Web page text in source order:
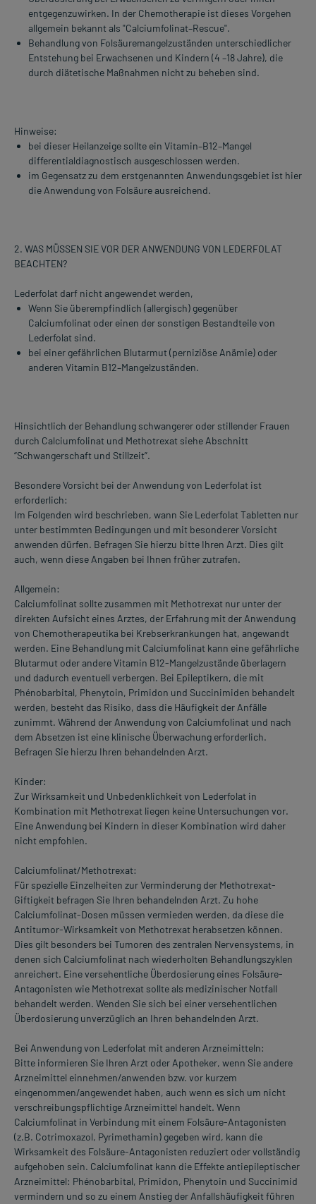
entgegenzuwirken. In der Chemotherapie ist dieses Vorgehen
allgemein bekannt als "Calciumfolinat–Rescue".
Behandlung von Folsäuremangelzuständen unterschiedlicher
Entstehung bei Erwachsenen und Kindern (4 –18 Jahre), die
durch diätetische Maßnahmen nicht zu beheben sind.
Hinweise:
bei dieser Heilanzeige sollte ein Vitamin–B12–Mangel
differentialdiagnostisch ausgeschlossen werden.
im Gegensatz zu dem erstgenannten Anwendungsgebiet ist hier
die Anwendung von Folsäure ausreichend.
2. WAS MÜSSEN SIE VOR DER ANWENDUNG VON LEDERFOLAT
BEACHTEN?
Lederfolat darf nicht angewendet werden,
Wenn Sie überempfindlich (allergisch) gegenüber
Calciumfolinat oder einen der sonstigen Bestandteile von
Lederfolat sind.
bei einer gefährlichen Blutarmut (perniziöse Anämie) oder
anderen Vitamin B12–Mangelzuständen.
Hinsichtlich der Behandlung schwangerer oder stillender Frauen
durch Calciumfolinat und Methotrexat siehe Abschnitt
“Schwangerschaft und Stillzeit”.
Besondere Vorsicht bei der Anwendung von Lederfolat ist
erforderlich:
Im Folgenden wird beschrieben, wann Sie Lederfolat Tabletten nur
unter bestimmten Bedingungen und mit besonderer Vorsicht
anwenden dürfen. Befragen Sie hierzu bitte Ihren Arzt. Dies gilt
auch, wenn diese Angaben bei Ihnen früher zutrafen.
Allgemein:
Calciumfolinat sollte zusammen mit Methotrexat nur unter der
direkten Aufsicht eines Arztes, der Erfahrung mit der Anwendung
von Chemotherapeutika bei Krebserkrankungen hat, angewandt
werden. Eine Behandlung mit Calciumfolinat kann eine gefährliche
Blutarmut oder andere Vitamin B12-Mangelzustände überlagern
und dadurch eventuell verbergen. Bei Epileptikern, die mit
Phénobarbital, Phenytoin, Primidon und Succinimiden behandelt
werden, besteht das Risiko, dass die Häufigkeit der Anfälle
zunimmt. Während der Anwendung von Calciumfolinat und nach
dem Absetzen ist eine klinische Überwachung erforderlich.
Befragen Sie hierzu Ihren behandelnden Arzt.
Kinder:
Zur Wirksamkeit und Unbedenklichkeit von Lederfolat in
Kombination mit Methotrexat liegen keine Untersuchungen vor.
Eine Anwendung bei Kindern in dieser Kombination wird daher
nicht empfohlen.
Calciumfolinat/Methotrexat:
Für spezielle Einzelheiten zur Verminderung der Methotrexat-
Giftigkeit befragen Sie Ihren behandelnden Arzt. Zu hohe
Calciumfolinat-Dosen müssen vermieden werden, da diese die
Antitumor-Wirksamkeit von Methotrexat herabsetzen können.
Dies gilt besonders bei Tumoren des zentralen Nervensystems, in
denen sich Calciumfolinat nach wiederholten Behandlungszyklen
anreichert. Eine versehentliche Überdosierung eines Folsäure-
Antagonisten wie Methotrexat sollte als medizinischer Notfall
behandelt werden. Wenden Sie sich bei einer versehentlichen
Überdosierung unverzüglich an Ihren behandelnden Arzt.
Bei Anwendung von Lederfolat mit anderen Arzneimitteln:
Bitte informieren Sie Ihren Arzt oder Apotheker, wenn Sie andere
Arzneimittel einnehmen/anwenden bzw. vor kurzem
eingenommen/angewendet haben, auch wenn es sich um nicht
verschreibungspflichtige Arzneimittel handelt. Wenn
Calciumfolinat in Verbindung mit einem Folsäure-Antagonisten
(z.B. Cotrimoxazol, Pyrimethamin) gegeben wird, kann die
Wirksamkeit des Folsäure-Antagonisten reduziert oder vollständig
aufgehoben sein. Calciumfolinat kann die Effekte antiepileptischer
Arzneimittel: Phénobarbital, Primidon, Phenytoin und Succinimid
vermindern und so zu einem Anstieg der Anfallshäufigkeit führen